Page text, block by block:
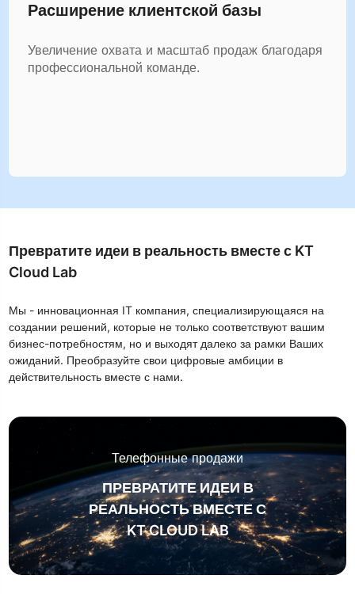
Расширение клиентской базы
Увеличение охвата и масштаб продаж благодаря
профессиональной команде.
Превратите идеи в реальность вместе с KT
Cloud Lab
Мы - инновационная IT компания, специализирующаяся на
создании решений, которые не только соответствуют вашим
бизнес-потребностям, но и выходят далеко за рамки Ваших
ожиданий. Преобразуйте свои цифровые амбиции в
действительность вместе с нами.
Телефонные продажи
ПРЕВРАТИТЕ ИДЕИ В
РЕАЛЬНОСТЬ ВМЕСТЕ С
KT CLOUD LAB